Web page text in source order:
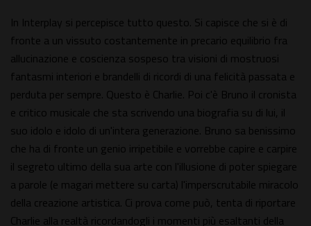
In Interplay si percepisce tutto questo. Si capisce che si è di
fronte a un vissuto costantemente in precario equilibrio fra
allucinazione e coscienza sospeso tra visioni di mostruosi
fantasmi interiori e brandelli di ricordi di una felicità passata e
perduta per sempre. Questo è Charlie. Poi c'è Bruno il cronista
e critico musicale che sta scrivendo una biografia su di lui, il
suo idolo e idolo di un'intera generazione. Bruno sa benissimo
che ha di fronte un genio irripetibile e vorrebbe capire e carpire
il segreto ultimo della sua arte con l'illusione di poter spiegare
a parole (e magari mettere su carta) l'imperscrutabile miracolo
della creazione artistica. Ci prova come può, tenta di riportare
Charlie alla realtà ricordandogli i momenti più esaltanti della